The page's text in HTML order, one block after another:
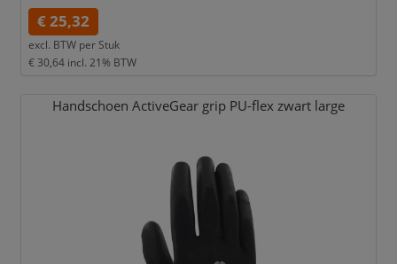
€ 25,32
excl. BTW per Stuk
€ 30,64 incl. 21% BTW
Handschoen ActiveGear grip PU-flex zwart large